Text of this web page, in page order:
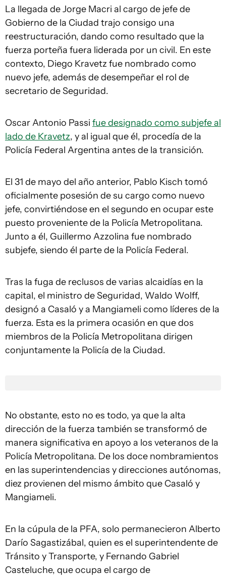
La llegada de Jorge Macri al cargo de jefe de
Gobierno de la Ciudad trajo consigo una
reestructuración, dando como resultado que la
fuerza porteña fuera liderada por un civil. En este
contexto, Diego Kravetz fue nombrado como
nuevo jefe, además de desempeñar el rol de
secretario de Seguridad.
Oscar Antonio Passi fue designado como subjefe al
lado de Kravetz, y al igual que él, procedía de la
Policía Federal Argentina antes de la transición.
El 31 de mayo del año anterior, Pablo Kisch tomó
oficialmente posesión de su cargo como nuevo
jefe, convirtiéndose en el segundo en ocupar este
puesto proveniente de la Policía Metropolitana.
Junto a él, Guillermo Azzolina fue nombrado
subjefe, siendo él parte de la Policía Federal.
Tras la fuga de reclusos de varias alcaidías en la
capital, el ministro de Seguridad, Waldo Wolff,
designó a Casaló y a Mangiameli como líderes de la
fuerza. Esta es la primera ocasión en que dos
miembros de la Policía Metropolitana dirigen
conjuntamente la Policía de la Ciudad.
No obstante, esto no es todo, ya que la alta
dirección de la fuerza también se transformó de
manera significativa en apoyo a los veteranos de la
Policía Metropolitana. De los doce nombramientos
en las superintendencias y direcciones autónomas,
diez provienen del mismo ámbito que Casaló y
Mangiameli.
En la cúpula de la PFA, solo permanecieron Alberto
Darío Sagastizábal, quien es el superintendente de
Tránsito y Transporte, y Fernando Gabriel
Casteluche, que ocupa el cargo de